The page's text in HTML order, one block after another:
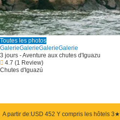
Toutes les photos
GalerieGalerieGalerieGalerie
3 jours - Aventure aux chutes d'Iguazu
4.7 (1 Review)
Chutes d'Iguazú
A partir de:USD 452 Y compris les hôtels 3★